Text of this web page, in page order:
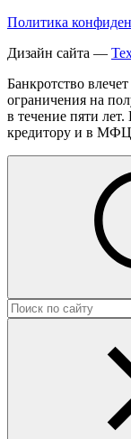
Политика
Дизайн сайта —
Банкротство
ограничения на
в течение пяти
кредитору и в